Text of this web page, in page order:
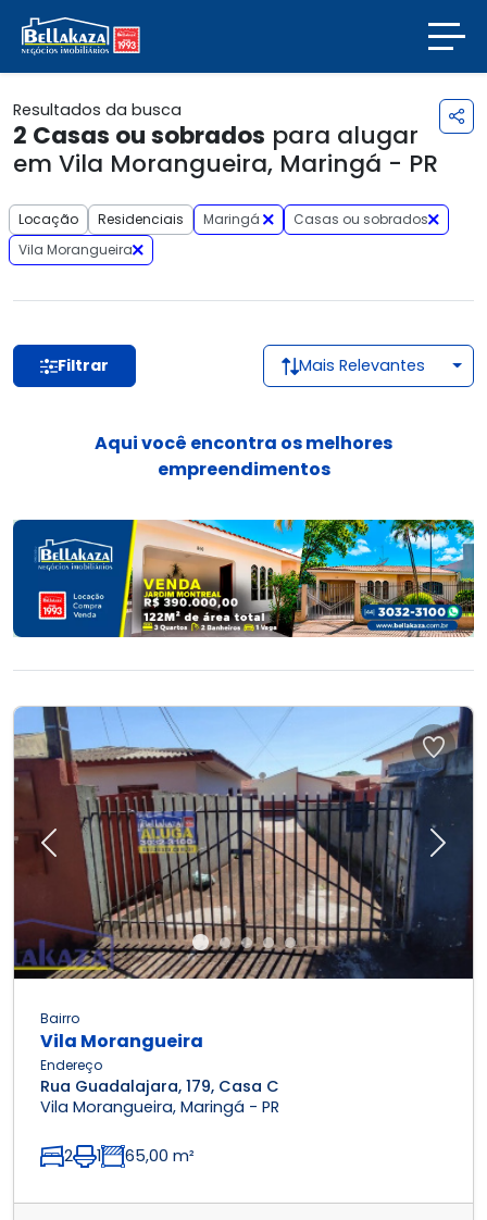
Resultados da busca
2 Casas ou sobrados para alugar
em Vila Morangueira, Maringá - PR
Locação Residenciais Maringá
Casas ou sobrados
Vila Morangueira
Filtrar Mais Relevantes
Aqui você encontra os melhores
empreendimentos
Previous Next
Bairro
Vila Morangueira
Endereço
Rua Guadalajara, 179, Casa C
Vila Morangueira, Maringá - PR
2 1 65,00 m²